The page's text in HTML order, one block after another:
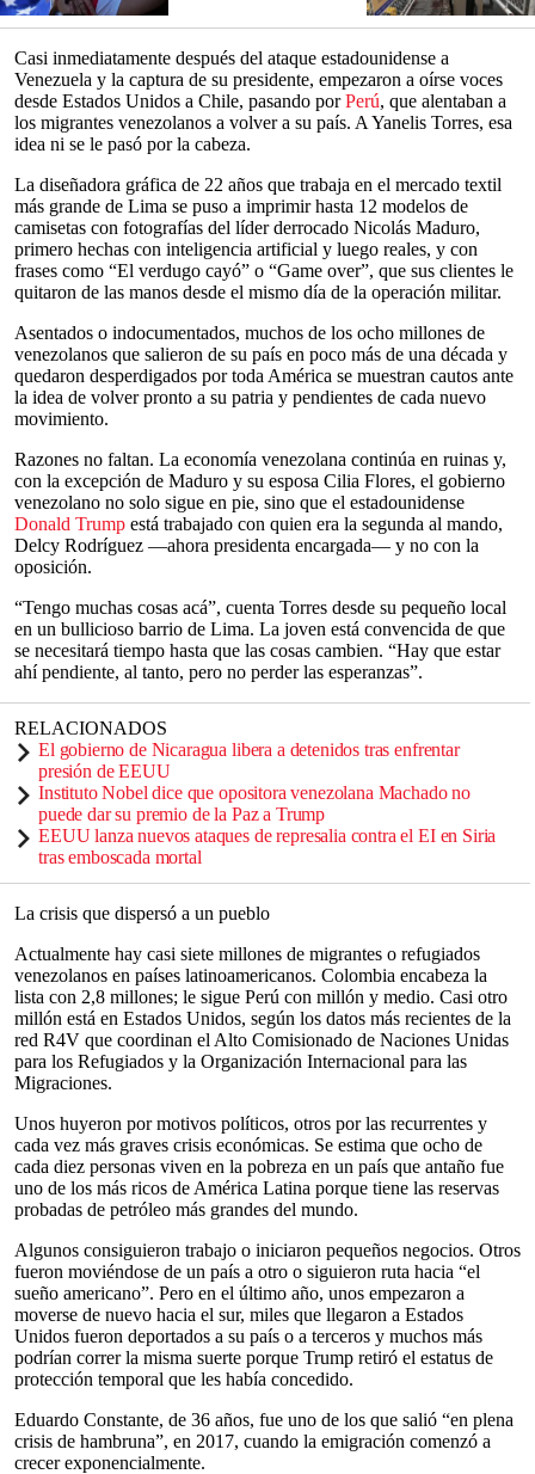
Casi inmediatamente después del ataque estadounidense a
Venezuela y la captura de su presidente, empezaron a oírse voces
desde Estados Unidos a Chile, pasando porPerú, que alentaban a
los migrantes venezolanos a volver a su país. A Yanelis Torres, esa
idea ni se le pasó por la cabeza.
La diseñadora gráfica de 22 años que trabaja en el mercado textil
más grande de Lima se puso a imprimir hasta 12 modelos de
camisetas con fotografías del líder derrocado Nicolás Maduro,
primero hechas con inteligencia artificial y luego reales, y con
frases como “El verdugo cayó” o “Game over”, que sus clientes le
quitaron de las manos desde el mismo día de la operación militar.
Asentados o indocumentados, muchos de los ocho millones de
venezolanos que salieron de su país en poco más de una década y
quedaron desperdigados por toda América se muestran cautos ante
la idea de volver pronto a su patria y pendientes de cada nuevo
movimiento.
Razones no faltan. La economía venezolana continúa en ruinas y,
con la excepción de Maduro y su esposa Cilia Flores, el gobierno
venezolano no solo sigue en pie, sino que el estadounidense
Donald Trump está trabajado con quien era la segunda al mando,
Delcy Rodríguez —ahora presidenta encargada— y no con la
oposición.
“Tengo muchas cosas acá”, cuenta Torres desde su pequeño local
en un bullicioso barrio de Lima. La joven está convencida de que
se necesitará tiempo hasta que las cosas cambien. “Hay que estar
ahí pendiente, al tanto, pero no perder las esperanzas”.
RELACIONADOS
El gobierno de Nicaragua libera a detenidos tras enfrentar
presión de EEUU
Instituto Nobel dice que opositora venezolana Machado no
puede dar su premio de la Paz a Trump
EEUU lanza nuevos ataques de represalia contra el EI en Siria
tras emboscada mortal
La crisis que dispersó a un pueblo
Actualmente hay casi siete millones de migrantes o refugiados
venezolanos en países latinoamericanos. Colombia encabeza la
lista con 2,8 millones; le sigue Perú con millón y medio. Casi otro
millón está en Estados Unidos, según los datos más recientes de la
red R4V que coordinan el Alto Comisionado de Naciones Unidas
para los Refugiados y la Organización Internacional para las
Migraciones.
Unos huyeron por motivos políticos, otros por las recurrentes y
cada vez más graves crisis económicas. Se estima que ocho de
cada diez personas viven en la pobreza en un país que antaño fue
uno de los más ricos de América Latina porque tiene las reservas
probadas de petróleo más grandes del mundo.
Algunos consiguieron trabajo o iniciaron pequeños negocios. Otros
fueron moviéndose de un país a otro o siguieron ruta hacia “el
sueño americano”. Pero en el último año, unos empezaron a
moverse de nuevo hacia el sur, miles que llegaron a Estados
Unidos fueron deportados a su país o a terceros y muchos más
podrían correr la misma suerte porque Trump retiró el estatus de
protección temporal que les había concedido.
Eduardo Constante, de 36 años, fue uno de los que salió “en plena
crisis de hambruna”, en 2017, cuando la emigración comenzó a
crecer exponencialmente.